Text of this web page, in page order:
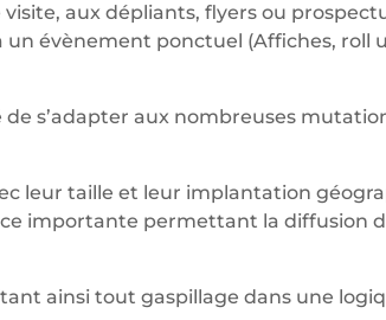
aux dépliants, flyers ou
évènement ponctuel (Affiches, roll
s’adapter aux nombreuses
leur taille et leur implantation
importante permettant la diffusion
ainsi tout gaspillage dans une